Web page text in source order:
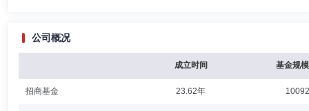
公司概况
成立时间 基金规
招商基金 23.62年